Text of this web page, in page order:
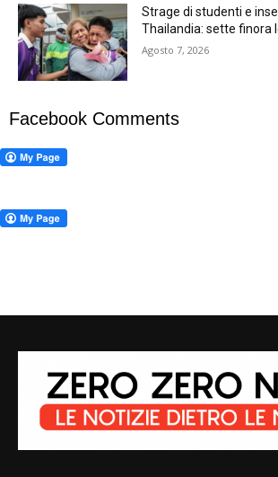
Strage di studenti e
Thailandia: sette finora
Agosto 7, 2026
Facebook Comments